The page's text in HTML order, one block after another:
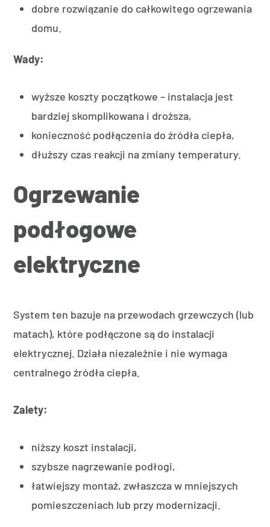
dobre rozwiązanie do całkowitego ogrzewania
domu.
Wady:
wyższe koszty początkowe – instalacja jest
bardziej skomplikowana i droższa,
konieczność podłączenia do źródła ciepła,
dłuższy czas reakcji na zmiany temperatury.
Ogrzewanie
podłogowe
elektryczne
System ten bazuje na przewodach grzewczych (lub
matach), które podłączone są do instalacji
elektrycznej. Działa niezależnie i nie wymaga
centralnego źródła ciepła.
Zalety:
niższy koszt instalacji,
szybsze nagrzewanie podłogi,
łatwiejszy montaż, zwłaszcza w mniejszych
pomieszczeniach lub przy modernizacji.